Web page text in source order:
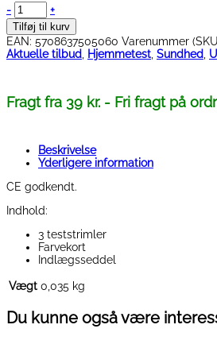
- Valmed
Urinvejsinfektionstest
-
3
stk.
+
Tilføj til kurv
EAN: 5708637505060 Varenummer
Aktuelle tilbud, Hjemmetest, Sundhed,
Fragt fra 39 kr. - Fri fragt på
Beskrivelse
Yderligere information
CE godkendt.
Indhold:
3 teststrimler
Farvekort
Indlægsseddel
Vægt 0,035 kg
Du kunne også være